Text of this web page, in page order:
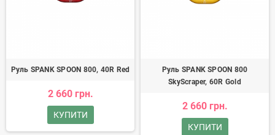
Руль SPANK SPOON 800, 40R Red
2 660 грн.
КУПИТИ
Руль SPANK SPOON 800
SkyScraper, 60R Gold
2 660 грн.
КУПИТИ